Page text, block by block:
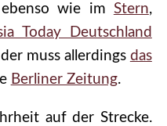
ebenso wie im Stern,
Today Deutschland
muss allerdings das
Berliner Zeitung.
auf der Strecke.